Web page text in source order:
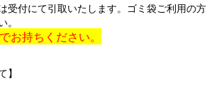
受付にて引取いたします。ゴミ袋ご利用の方
お持ちください。
】